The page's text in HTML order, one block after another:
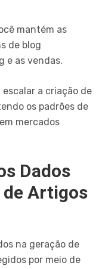
mantém as
de blog
e as vendas.
a criação de
os padrões de
mercados
Dados
de Artigos
na geração de
por meio de